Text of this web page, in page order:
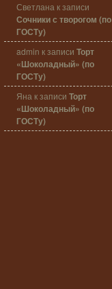
Светлана к записи
Сочники с творогом (по
ГОСТу)
admin к записи Торт
«Шоколадный» (по
ГОСТу)
Яна к записи Торт
«Шоколадный» (по
ГОСТу)